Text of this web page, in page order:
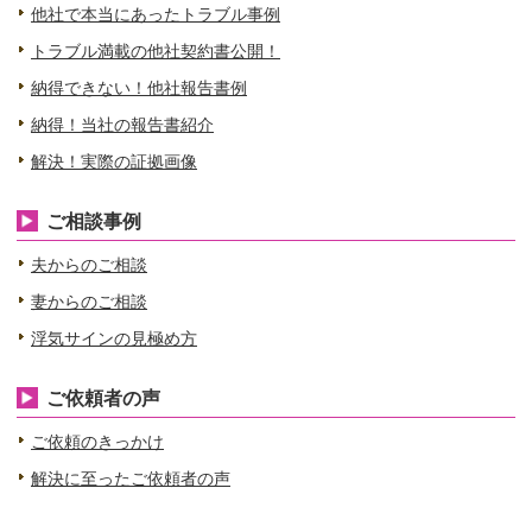
他社で本当にあったトラブル事例
トラブル満載の他社契約書公開！
納得できない！他社報告書例
納得！当社の報告書紹介
解決！実際の証拠画像
ご相談事例
夫からのご相談
妻からのご相談
浮気サインの見極め方
ご依頼者の声
ご依頼のきっかけ
解決に至ったご依頼者の声